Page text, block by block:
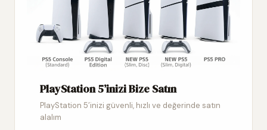
PlayStation 5’inizi Bize Satın
PlayStation 5’inizi güvenli, hızlı ve değerinde satın
alalım